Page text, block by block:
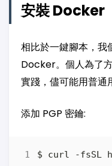
安裝 Docker
相比於一鍵腳本，我
Docker。個人為了
實踐，儘可能用普通
添加 PGP 密鑰:
$ curl -fsSL